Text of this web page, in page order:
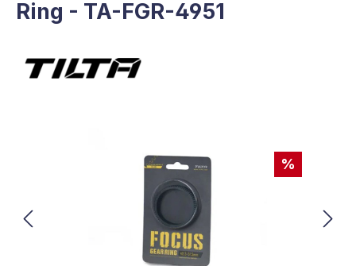
Ring - TA-FGR-4951
%